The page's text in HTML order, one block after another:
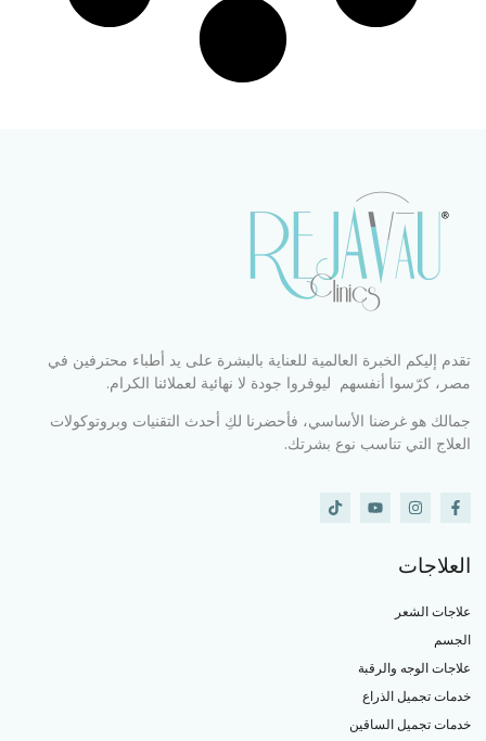
تقدم إليكم الخبرة العالمية للعناية بالبشرة على يد أطباء محترفين في
مصر، كرّسوا أنفسهم ليوفروا جودة لا نهائية لعملائنا الكرام.
جمالك هو غرضنا الأساسي، فأحضرنا لكِ أحدث التقنيات وبروتوكولات
العلاج التي تناسب نوع بشرتك.
العلاجات
علاجات الشعر
الجسم
علاجات الوجه والرقبة
خدمات تجميل الذراع
خدمات تجميل الساقين